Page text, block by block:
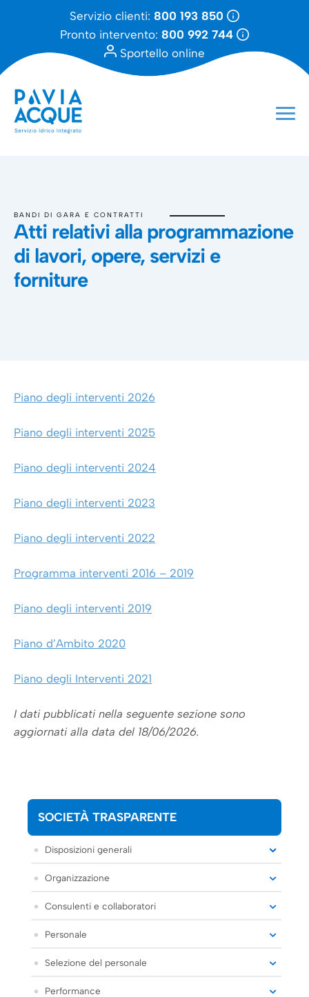
Servizio clienti: 800 193 850
Pronto intervento: 800 992 744
Sportello online
BANDI DI GARA E CONTRATTI
Atti relativi alla programmazione
di lavori, opere, servizi e
forniture
Piano degli interventi 2026
Piano degli interventi 2025
Piano degli interventi 2024
Piano degli interventi 2023
Piano degli interventi 2022
Programma interventi 2016 – 2019
Piano degli interventi 2019
Piano d’Ambito 2020
Piano degli Interventi 2021
I dati pubblicati nella seguente sezione sono
aggiornati alla data del 18/06/2026.
SOCIETÀ TRASPARENTE
Disposizioni generali
Organizzazione
Consulenti e collaboratori
Personale
Selezione del personale
Performance